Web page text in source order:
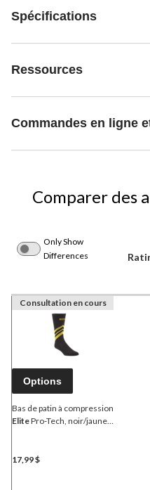
Spécifications
Ressources
Commandes en ligne
Comparer des
Only Show
Differences
Consultation en cours
Options
Bas de patin à compression
ElitePro-Tech, noir/jaune,
17,99 $